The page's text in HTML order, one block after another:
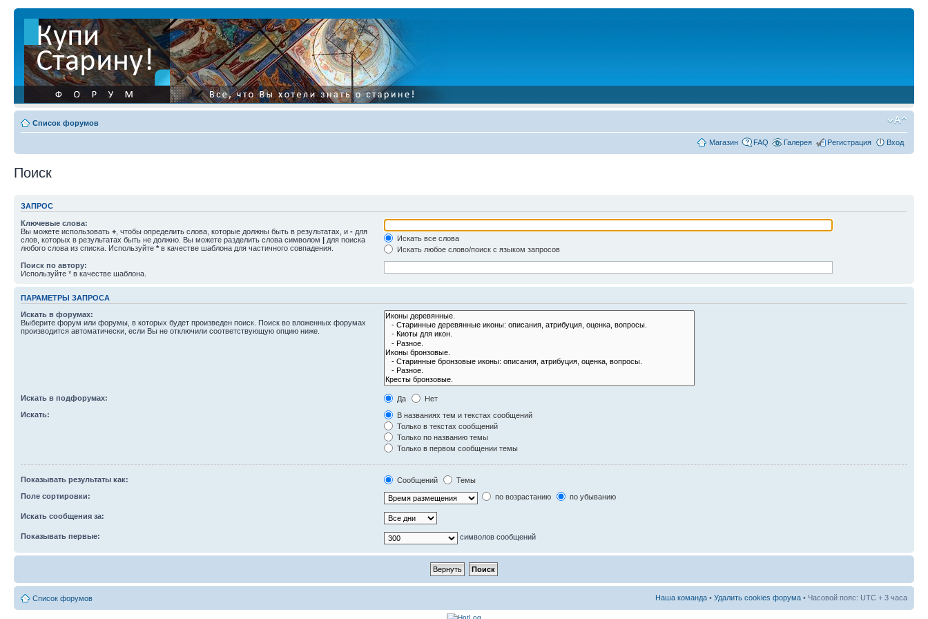
Список форумов
Магазин FAQ Галерея Регистрация Вход
Поиск
ЗАПРОС
Ключевые слова:
Вы можете использовать + , чтобы определить слова, которые должны быть в результатах, и - для
слов, которых в результатах быть не должно. Вы можете разделить слова символом | для поиска
любого слова из списка. Используйте * в качестве шаблона для частичного совпадения.
Искать все слова
Искать любое слово/поиск с языком запросов
Поиск по автору:
Используйте * в качестве шаблона.
ПАРАМЕТРЫ ЗАПРОСА
Искать в форумах:
Выберите форум или форумы, в которых будет произведен поиск. Поиск во вложенных форумах
производится автоматически, если Вы не отключили соответствующую опцию ниже.
Искать в подфорумах: Да
Нет
Искать:
В названиях тем и текстах сообщений
Только в текстах сообщений
Только по названию темы
Только в первом сообщении темы
Показывать результаты как: Сообщений
Темы
Поле сортировки:
по возрастанию по убыванию
Искать сообщения за:
Показывать первые: символов сообщений
Список форумов Наша команда • Удалить cookies форума • Часовой пояс: UTC + 3 часа